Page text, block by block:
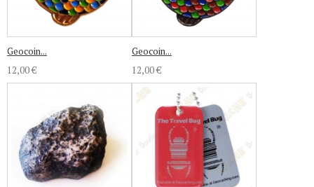
Geocoin...
12,00 €
Geocoin...
12,00 €